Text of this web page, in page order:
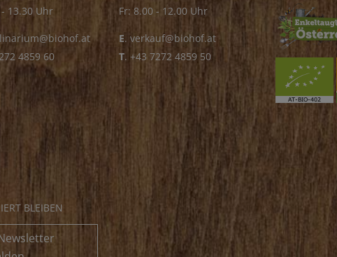
13.30 Uhr
4859 60
Fr: 8.00 - 12.00 Uhr
E. verkauf@biohof.at
T. +43 7272 4859 50
BLEIBEN